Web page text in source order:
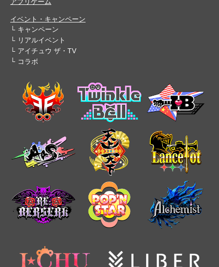
アプリゲーム
イベント・キャンペーン
キャンペーン
リアルイベント
アイチュウ ザ・TV
コラボ